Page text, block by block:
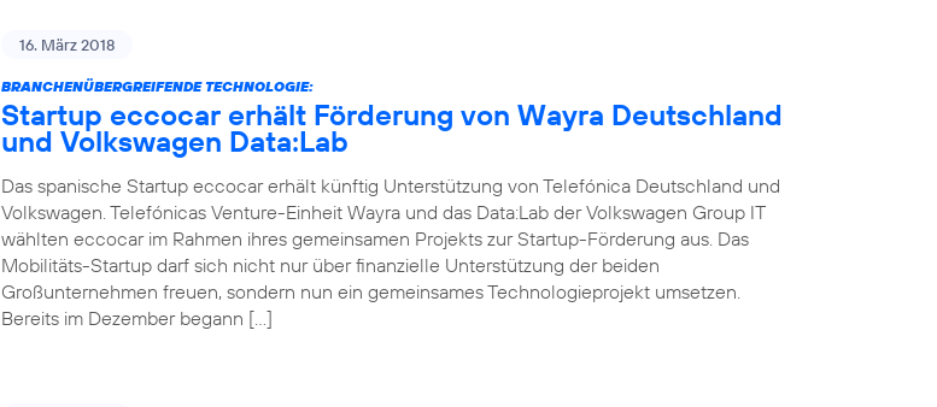
16. März 2018
BRANCHENÜBERGREIFENDE TECHNOLOGIE:
Startup eccocar erhält Förderung von Wayra Deutschland
und Volkswagen Data:Lab
Das spanische Startup eccocar erhält künftig Unterstützung von Telefónica Deutschland und
Volkswagen. Telefónicas Venture-Einheit Wayra und das Data:Lab der Volkswagen Group IT
wählten eccocar im Rahmen ihres gemeinsamen Projekts zur Startup-Förderung aus. Das
Mobilitäts-Startup darf sich nicht nur über finanzielle Unterstützung der beiden
Großunternehmen freuen, sondern nun ein gemeinsames Technologieprojekt umsetzen.
Bereits im Dezember begann […]